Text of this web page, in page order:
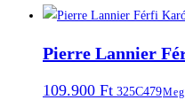
Pierre Lannier
109.900 Ft 325C479